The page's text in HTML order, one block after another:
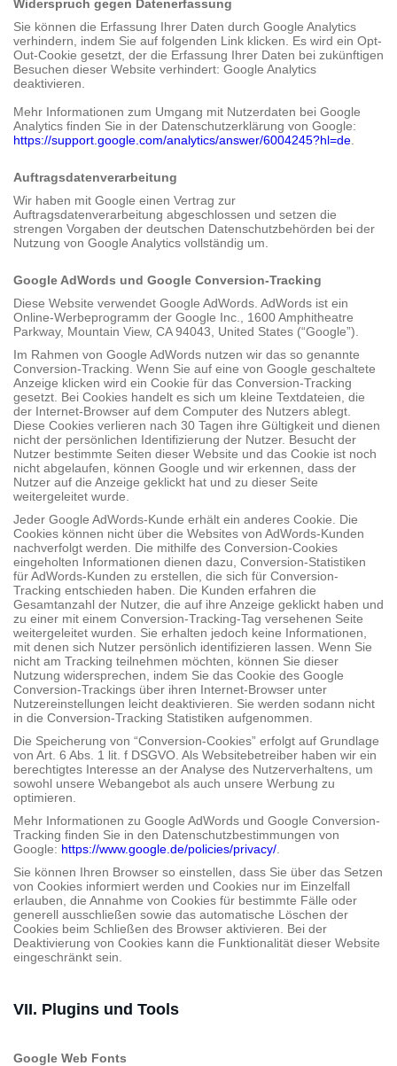
Widerspruch gegen Datenerfassung
Sie können die Erfassung Ihrer Daten durch Google Analytics
verhindern, indem Sie auf folgenden Link klicken. Es wird ein Opt-
Out-Cookie gesetzt, der die Erfassung Ihrer Daten bei zukünftigen
Besuchen dieser Website verhindert: Google Analytics
deaktivieren.
Mehr Informationen zum Umgang mit Nutzerdaten bei Google
Analytics finden Sie in der Datenschutz­erklärung von Google:
https://support.google.com/analytics/answer/6004245?hl=de
Auftragsdatenverarbeitung
Wir haben mit Google einen Vertrag zur
Auftragsdatenverarbeitung abgeschlossen und setzen die
strengen Vorgaben der deutschen Datenschutzbehörden bei der
Nutzung von Google Analytics vollständig um.
Google AdWords und Google Conversion-Tracking
Diese Website verwendet Google AdWords. AdWords ist ein
Online-Werbeprogramm der Google Inc., 1600 Amphitheatre
Parkway, Mountain View, CA 94043, United States (“Google”).
Im Rahmen von Google AdWords nutzen wir das so genannte
Conversion-Tracking. Wenn Sie auf eine von Google geschaltete
Anzeige klicken wird ein Cookie für das Conversion-Tracking
gesetzt. Bei Cookies handelt es sich um kleine Textdateien, die
der Internet-Browser auf dem Computer des Nutzers ablegt.
Diese Cookies verlieren nach 30 Tagen ihre Gültigkeit und dienen
nicht der persönlichen Identifizierung der Nutzer. Besucht der
Nutzer bestimmte Seiten dieser Website und das Cookie ist noch
nicht abgelaufen, können Google und wir erkennen, dass der
Nutzer auf die Anzeige geklickt hat und zu dieser Seite
weitergeleitet wurde.
Jeder Google AdWords-Kunde erhält ein anderes Cookie. Die
Cookies können nicht über die Websites von AdWords-Kunden
nachverfolgt werden. Die mithilfe des Conversion-Cookies
eingeholten Informationen dienen dazu, Conversion-Statistiken
für AdWords-Kunden zu erstellen, die sich für Conversion-
Tracking entschieden haben. Die Kunden erfahren die
Gesamtanzahl der Nutzer, die auf ihre Anzeige geklickt haben und
zu einer mit einem Conversion-Tracking-Tag versehenen Seite
weitergeleitet wurden. Sie erhalten jedoch keine Informationen,
mit denen sich Nutzer persönlich identifizieren lassen. Wenn Sie
nicht am Tracking teilnehmen möchten, können Sie dieser
Nutzung widersprechen, indem Sie das Cookie des Google
Conversion-Trackings über ihren Internet-Browser unter
Nutzereinstellungen leicht deaktivieren. Sie werden sodann nicht
in die Conversion-Tracking Statistiken aufgenommen.
Die Speicherung von “Conversion-Cookies” erfolgt auf Grundlage
von Art. 6 Abs. 1 lit. f DSGVO. Als Websitebetreiber haben wir ein
berechtigtes Interesse an der Analyse des Nutzerverhaltens, um
sowohl unsere Webangebot als auch unsere Werbung zu
optimieren.
Mehr Informationen zu Google AdWords und Google Conversion-
Tracking finden Sie in den Datenschutzbestimmungen von
Google: https://www.google.de/policies/privacy/
Sie können Ihren Browser so einstellen, dass Sie über das Setzen
von Cookies informiert werden und Cookies nur im Einzelfall
erlauben, die Annahme von Cookies für bestimmte Fälle oder
generell ausschließen sowie das automatische Löschen der
Cookies beim Schließen des Browser aktivieren. Bei der
Deaktivierung von Cookies kann die Funktionalität dieser Website
eingeschränkt sein.
VII. Plugins und Tools
Google Web Fonts